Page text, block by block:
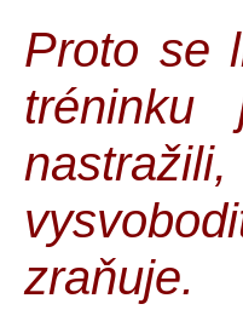
Proto se
zraňuje.